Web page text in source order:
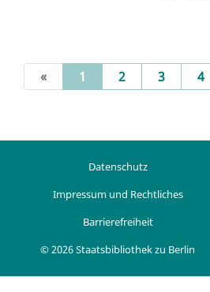
« 1 (current)
2 3 4
Datenschutz
Impressum und Rechtliches
Barrierefreiheit
© 2026 Staatsbibliothek zu Berlin